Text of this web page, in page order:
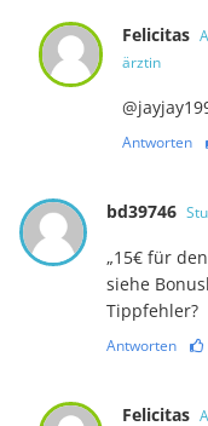
Felicitas
ärztin
Antworten
bd39746
„15€ für
siehe
Tippfehler?
Antworten
Felicitas